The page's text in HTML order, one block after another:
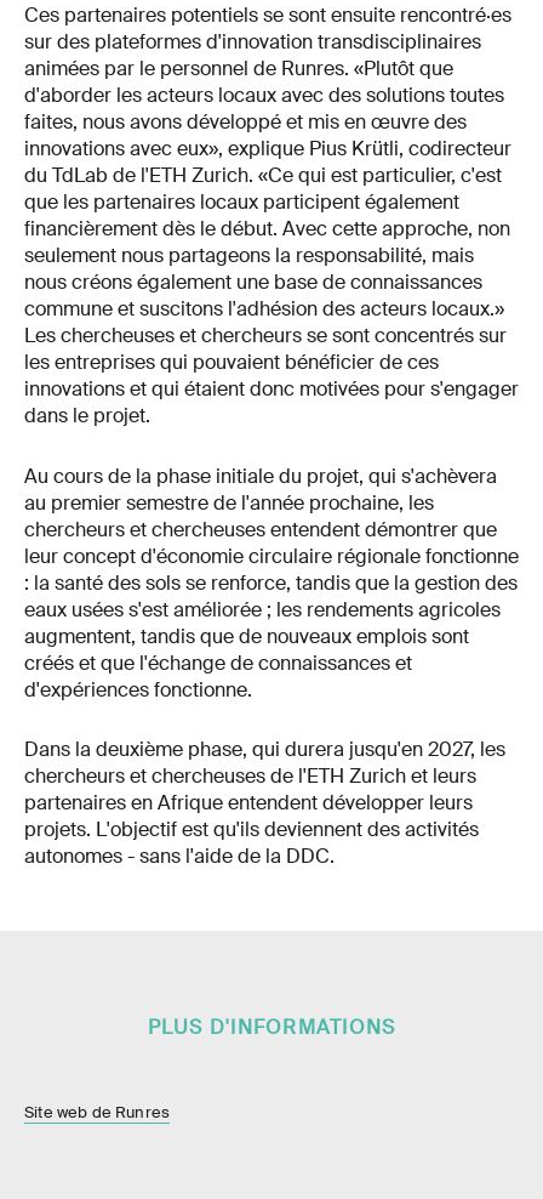
Ces partenaires potentiels se sont ensuite rencontré·es
sur des plateformes d'innovation transdisciplinaires
animées par le personnel de Runres. «Plutôt que
d'aborder les acteurs locaux avec des solutions toutes
faites, nous avons développé et mis en œuvre des
innovations avec eux», explique Pius Krütli, codirecteur
du TdLab de l'ETH Zurich. «Ce qui est particulier, c'est
que les partenaires locaux participent également
financièrement dès le début. Avec cette approche, non
seulement nous partageons la responsabilité, mais
nous créons également une base de connaissances
commune et suscitons l'adhésion des acteurs locaux.»
Les chercheuses et chercheurs se sont concentrés sur
les entreprises qui pouvaient bénéficier de ces
innovations et qui étaient donc motivées pour s'engager
dans le projet.
Au cours de la phase initiale du projet, qui s'achèvera
au premier semestre de l'année prochaine, les
chercheurs et chercheuses entendent démontrer que
leur concept d'économie circulaire régionale fonctionne
: la santé des sols se renforce, tandis que la gestion des
eaux usées s'est améliorée ; les rendements agricoles
augmentent, tandis que de nouveaux emplois sont
créés et que l'échange de connaissances et
d'expériences fonctionne.
Dans la deuxième phase, qui durera jusqu'en 2027, les
chercheurs et chercheuses de l'ETH Zurich et leurs
partenaires en Afrique entendent développer leurs
projets. L'objectif est qu'ils deviennent des activités
autonomes - sans l'aide de la DDC.
PLUS D'INFORMATIONS
Site web de Runres